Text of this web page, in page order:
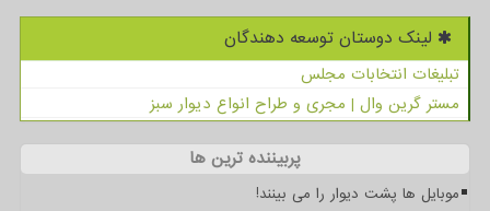
لینک دوستان توسعه دهندگان
تبلیغات انتخابات مجلس
مستر گرین وال | مجری و طراح انواع دیوار سبز
پربیننده ترین ها
موبایل ها پشت دیوار را می بینند!